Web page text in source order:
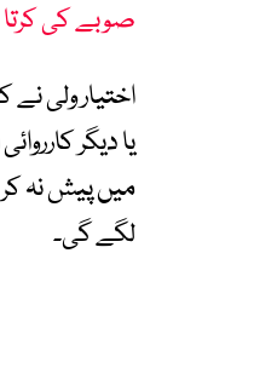
صوبے کی کرتا
اختیار ولی
یا دیگر
میں پیش نہ
لگے گی۔